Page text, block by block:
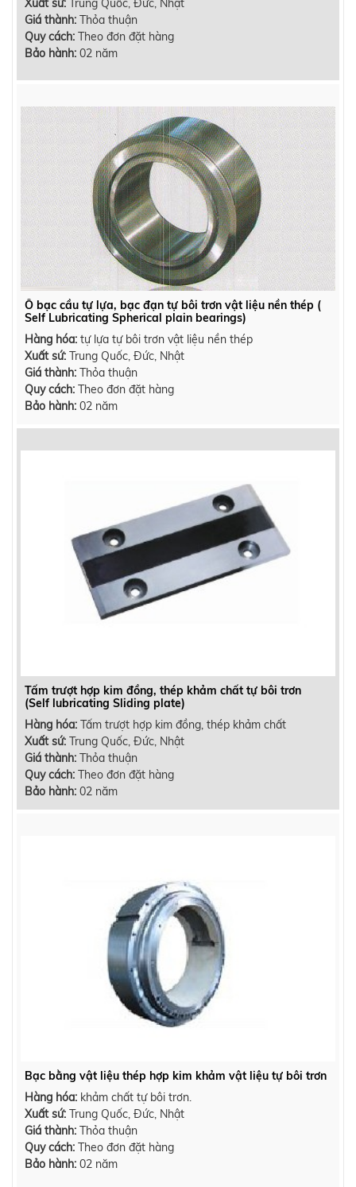
Xuất sứ: Trung Quốc, Đức, Nhật
Giá thành: Thỏa thuận
Quy cách: Theo đơn đặt hàng
Bảo hành: 02 năm
Ổ bạc cầu tự lựa, bạc đạn tự bôi trơn vật liệu nền thép (
Self Lubricating Spherical plain bearings)
Hàng hóa: tự lựa tự bôi trơn vật liệu nền thép
Xuất sứ: Trung Quốc, Đức, Nhật
Giá thành: Thỏa thuận
Quy cách: Theo đơn đặt hàng
Bảo hành: 02 năm
Tấm trượt hợp kim đồng, thép khảm chất tự bôi trơn
(Self lubricating Sliding plate)
Hàng hóa: Tấm trượt hợp kim đồng, thép khảm chất
Xuất sứ: Trung Quốc, Đức, Nhật
Giá thành: Thỏa thuận
Quy cách: Theo đơn đặt hàng
Bảo hành: 02 năm
Bạc bằng vật liệu thép hợp kim khảm vật liệu tự bôi trơn
Hàng hóa: khảm chất tự bôi trơn.
Xuất sứ: Trung Quốc, Đức, Nhật
Giá thành: Thỏa thuận
Quy cách: Theo đơn đặt hàng
Bảo hành: 02 năm